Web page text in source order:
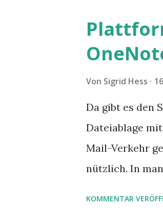
Von Sigrid Hess
Da gibt es den
Dateiablage
Mail-Verkehr
nützlich. In
KOMMENTAR